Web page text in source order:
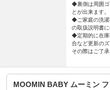
◆裏側は周囲ゴ
とが出来ます。
◆ご家庭の洗濯
の取扱説明書に
◆定期的に在庫
合など更新の
その際はご了承
MOOMIN BABY ムーミン